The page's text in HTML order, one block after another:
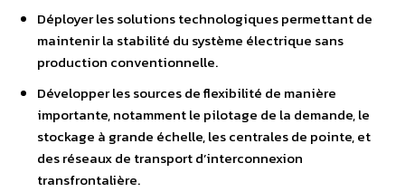
Déployer les solutions technologiques permettant de
maintenir la stabilité du système électrique sans
production conventionnelle.
Développer les sources de flexibilité de manière
importante, notamment le pilotage de la demande, le
stockage à grande échelle, les centrales de pointe, et
des réseaux de transport d’interconnexion
transfrontalière.